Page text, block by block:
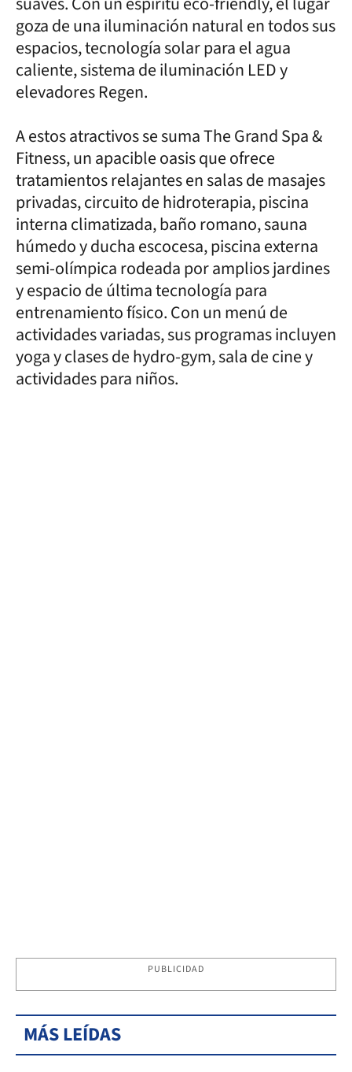
goza de una iluminación natural en todos sus
espacios, tecnología solar para el agua
caliente, sistema de iluminación LED y
elevadores Regen.
A estos atractivos se suma The Grand Spa &
Fitness, un apacible oasis que ofrece
tratamientos relajantes en salas de masajes
privadas, circuito de hidroterapia, piscina
interna climatizada, baño romano, sauna
húmedo y ducha escocesa, piscina externa
semi-olímpica rodeada por amplios jardines
y espacio de última tecnología para
entrenamiento físico. Con un menú de
actividades variadas, sus programas incluyen
yoga y clases de hydro-gym, sala de cine y
actividades para niños.
PUBLICIDAD
MÁS LEÍDAS